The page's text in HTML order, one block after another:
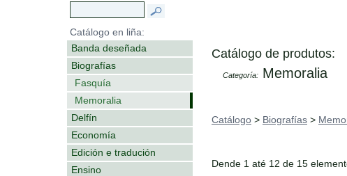
Catálogo en liña:
Banda deseñada
Biografías
Fasquía
Memoralia
Delfín
Economía
Edición e tradución
Ensino
Catálogo de produtos:
Categoría: Memoralia
Catálogo > Biografías >
Dende 1 até 12 de 15